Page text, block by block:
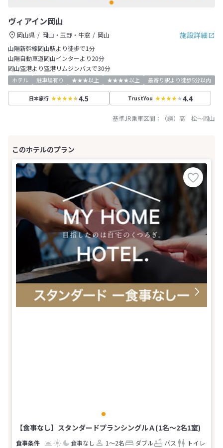
ヴィアイン岡山
施設詳細
岡山県 岡山・玉野・牛窓
岡山
山陽新幹線岡山駅より徒歩で1分
山陽自動車道岡山インターより20分
岡山空港より空港リムジンバスで30分
ホテル 駐車場有り ★★★以上 ★★★★以上 最寄り駅より徒歩5分以内
日本旅行 4.5 TrustYou 4.4
基準JR乗車区間： （讃）高 松～岡山
【食事なし】スタンダードプランシングルＡ(1名～2名1室)
食事なし 1～2名 ダブル バス
トイレ